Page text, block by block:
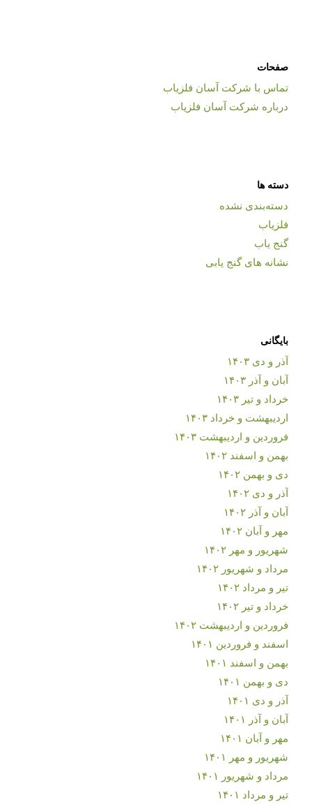
صفحات
تماس با شرکت آسان فلزیاب
درباره شرکت آسان فلزیاب
دسته ها
دسته‌بندی نشده
فلزیاب
گنج یاب
نشانه های گنج یابی
بایگانی
آذر و دی ۱۴۰۳
آبان و آذر ۱۴۰۳
خرداد و تیر ۱۴۰۳
اردیبهشت و خرداد ۱۴۰۳
فروردین و اردیبهشت ۱۴۰۳
بهمن و اسفند ۱۴۰۲
دی و بهمن ۱۴۰۲
آذر و دی ۱۴۰۲
آبان و آذر ۱۴۰۲
مهر و آبان ۱۴۰۲
شهریور و مهر ۱۴۰۲
مرداد و شهریور ۱۴۰۲
تیر و مرداد ۱۴۰۲
خرداد و تیر ۱۴۰۲
فروردین و اردیبهشت ۱۴۰۲
اسفند و فروردین ۱۴۰۱
بهمن و اسفند ۱۴۰۱
دی و بهمن ۱۴۰۱
آذر و دی ۱۴۰۱
آبان و آذر ۱۴۰۱
مهر و آبان ۱۴۰۱
شهریور و مهر ۱۴۰۱
مرداد و شهریور ۱۴۰۱
تیر و مرداد ۱۴۰۱